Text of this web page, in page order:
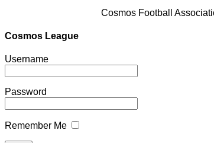
Cosmos Football
Cosmos League
Username
Password
Remember Me